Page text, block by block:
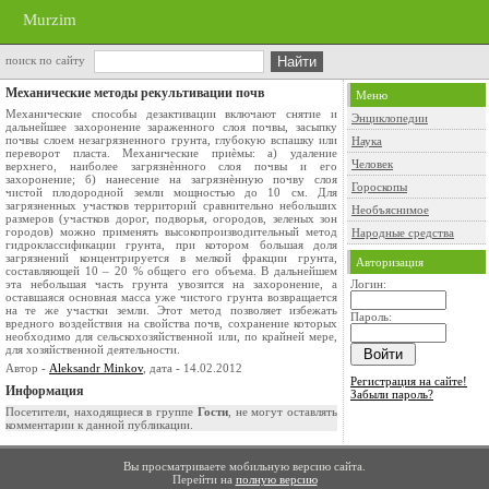
Murzim
поиск по сайту
Механические методы рекультивации почв
Механические способы дезактивации включают снятие и
дальнейшее захоронение зараженного слоя почвы, засыпку
почвы слоем незагрязненного грунта, глубокую вспашку или
переворот пласта. Механические приѐмы: а) удаление
верхнего, наиболее загрязнѐнного слоя почвы и его
захоронение; б) нанесение на загрязнѐнную почву слоя
чистой плодородной земли мощностью до 10 см. Для
загрязненных участков территорий сравнительно небольших
размеров (участков дорог, подворья, огородов, зеленых зон
городов) можно применять высокопроизводительный метод
гидроклассификации грунта, при котором большая доля
загрязнений концентрируется в мелкой фракции грунта,
составляющей 10 – 20 % общего его объема. В дальнейшем
эта небольшая часть грунта увозится на захоронение, а
оставшаяся основная масса уже чистого грунта возвращается
на те же участки земли. Этот метод позволяет избежать
вредного воздействия на свойства почв, сохранение которых
необходимо для сельскохозяйственной или, по крайней мере,
для хозяйственной деятельности.
Автор - Aleksandr Minkov, дата - 14.02.2012
Информация
Посетители, находящиеся в группе Гости, не могут оставлять
комментарии к данной публикации.
Меню
Энциклопедии
Наука
Человек
Гороскопы
Необъяснимое
Народные средства
Авторизация
Логин:
Пароль:
Регистрация на сайте!
Забыли пароль?
Вы просматриваете мобильную версию сайта.
Перейти на полную версию